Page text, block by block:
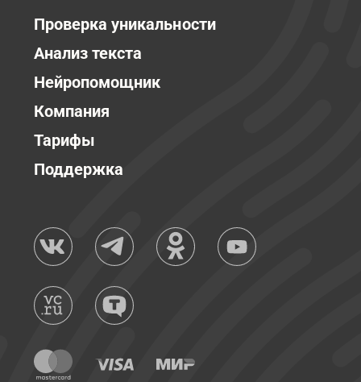
Проверка уникальности
Анализ текста
Нейропомощник
Компания
Тарифы
Поддержка